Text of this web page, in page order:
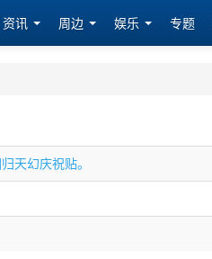
资讯 周边 娱乐 专题
天幻庆祝贴。